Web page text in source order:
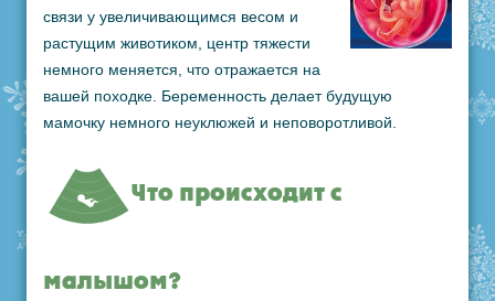
связи у увеличивающимся весом и
растущим животиком, центр тяжести
немного меняется, что отражается на
вашей походке. Беременность делает будущую
мамочку немного неуклюжей и неповоротливой.
Что происходит с
малышом?